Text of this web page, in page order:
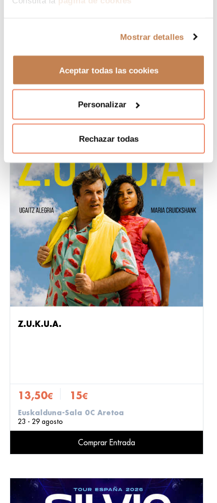
Mostrar detalles
Aceptar todas las cookies
Personalizar
Rechazar todas
22 - 30 agosto
Z.U.K.U.A.
13,50€ 15€
Euskalduna-Sala 0C Aretoa
23 - 29 agosto
Comprar Entrada